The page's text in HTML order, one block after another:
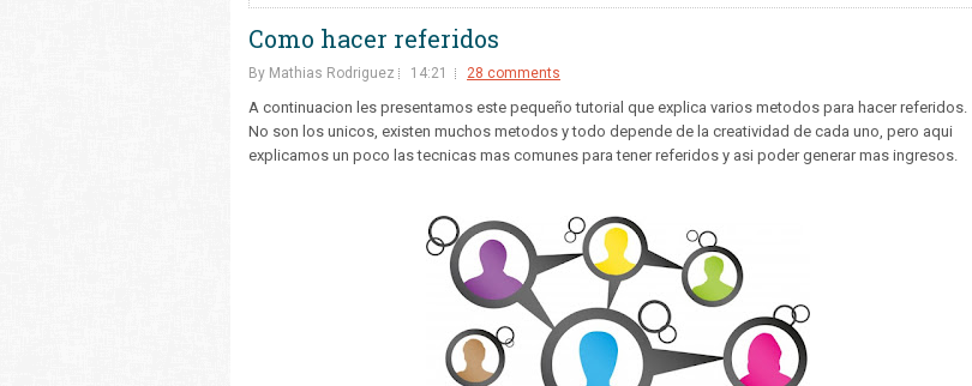
Como hacer referidos
By Mathias Rodriguez 14:21 28 comments
A continuacion les presentamos este pequeño tutorial que explica varios metodos para hacer referidos.
No son los unicos, existen muchos metodos y todo depende de la creatividad de cada uno, pero aqui
explicamos un poco las tecnicas mas comunes para tener referidos y asi poder generar mas ingresos.